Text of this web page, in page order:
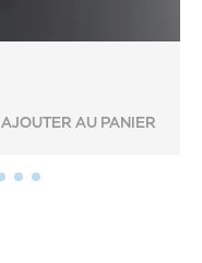
AJOUTER AU PANIER